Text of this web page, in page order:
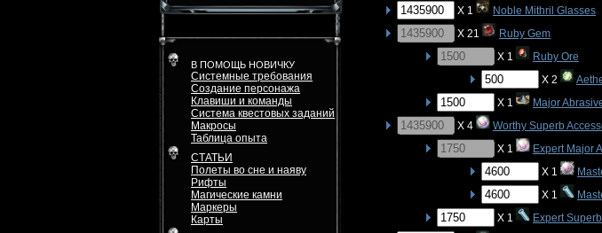
В ПОМОЩЬ НОВИЧКУ
Системные требования
Создание персонажа
Клавиши и команды
Система квестовых заданий
Макросы
Таблица опыта
СТАТЬИ
Полеты во сне и наяву
Рифты
Магические камни
Маркеры
Карты
X 1
Noble Mithril Glasses
X 21
Ruby Gem
X 1
Ruby Ore
X 2
X 1
Major
X 4
Worthy Superb
X 1
Expert Major
X 1
X 1
X 1
Expert